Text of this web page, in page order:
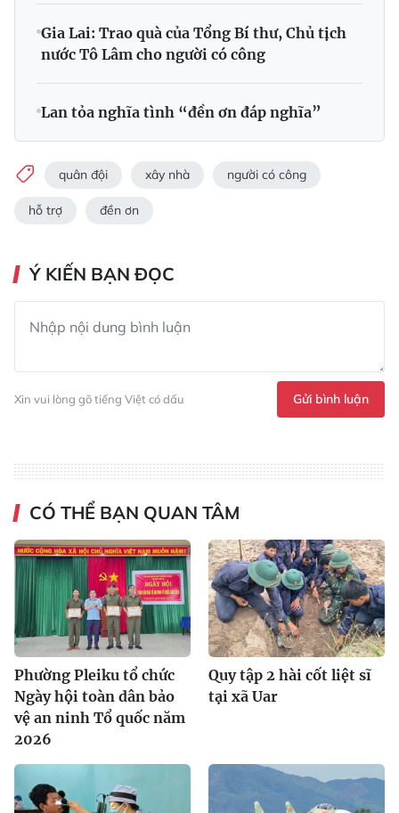
Gia Lai: Trao quà của Tổng Bí thư, Chủ tịch
nước Tô Lâm cho người có công
Lan tỏa nghĩa tình “đền ơn đáp nghĩa”
quân đội xây nhà người có công
hỗ trợ đền ơn
Ý KIẾN BẠN ĐỌC
Xin vui lòng gõ tiếng Việt có dấu Gửi bình luận
CÓ THỂ BẠN QUAN TÂM
Phường Pleiku tổ chức
Ngày hội toàn dân bảo
vệ an ninh Tổ quốc năm
2026
Quy tập 2 hài cốt liệt sĩ
tại xã Uar